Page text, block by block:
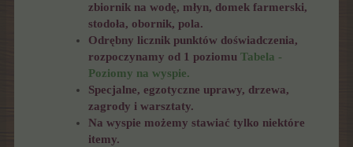
zbiornik na wodę, młyn, domek farmerski,
stodoła, obornik, pola.
Odrębny licznik punktów doświadczenia,
rozpoczynamy od 1 poziomu Tabela -
Poziomy na wyspie.
Specjalne, egzotyczne uprawy, drzewa,
zagrody i warsztaty.
Na wyspie możemy stawiać tylko niektóre
itemy.